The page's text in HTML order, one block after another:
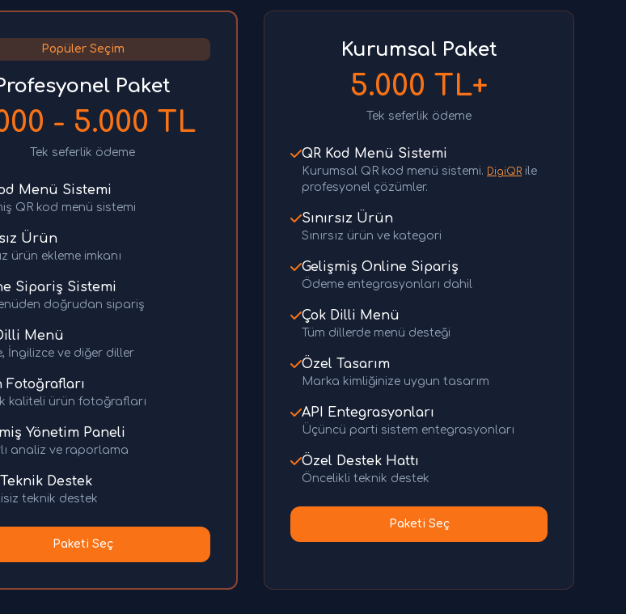
Popüler Seçim
Paket
- 5.000 TL
Tek seferlik ödeme
Menü Sistemi
QR kod menü sistemi
Ürün
ürün ekleme imkanı
Sipariş Sistemi
doğrudan sipariş
Menü
İngilizce ve diğer diller
Fotoğrafları
kaliteli ürün fotoğrafları
Yönetim Paneli
analiz ve raporlama
Destek
teknik destek
Paketi Seç
Kurumsal Paket
5.000 TL+
Tek seferlik ödeme
QR Kod Menü Sistemi
Kurumsal QR kod menü sistemi. DigiQR ile
profesyonel çözümler.
Sınırsız Ürün
Sınırsız ürün ve kategori
Gelişmiş Online Sipariş
Ödeme entegrasyonları dahil
Çok Dilli Menü
Tüm dillerde menü desteği
Özel Tasarım
Marka kimliğinize uygun tasarım
API Entegrasyonları
Üçüncü parti sistem entegrasyonları
Özel Destek Hattı
Öncelikli teknik destek
Paketi Seç